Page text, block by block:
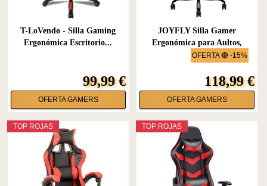
T-LoVendo - Silla Gaming
Ergonómica Escritorio...
99,99 €
OFERTA GAMERS
OFERTA 🔴 -15%
JOYFLY Silla Gamer
Ergonómica para Aultos,
Silla...
118,99 €
OFERTA GAMERS
TOP ROJAS TOP ROJAS